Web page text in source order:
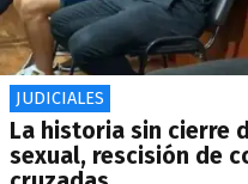
JUDICIALES
La historia sin cierre
sexual, rescisión de